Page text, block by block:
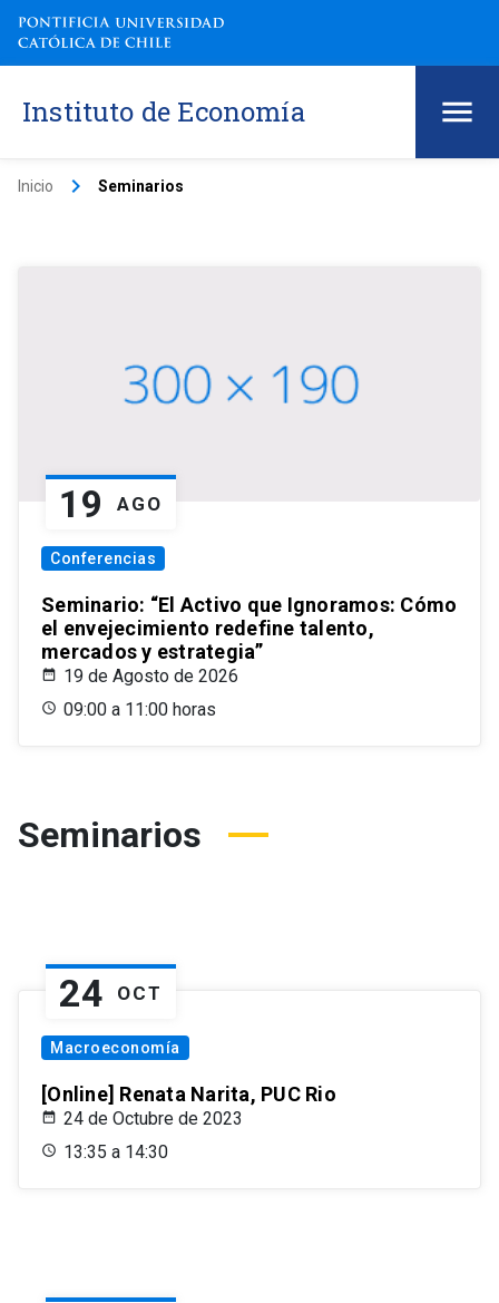
Instituto de Economía
Inicio keyboard_arrow_right Seminarios
19 AGO
Conferencias
Seminario: “El Activo que Ignoramos: Cómo
el envejecimiento redefine talento,
mercados y estrategia”
19 de Agosto de 2026
09:00 a 11:00 horas
Seminarios
24 OCT
Macroeconomía
[Online] Renata Narita, PUC Rio
24 de Octubre de 2023
13:35 a 14:30